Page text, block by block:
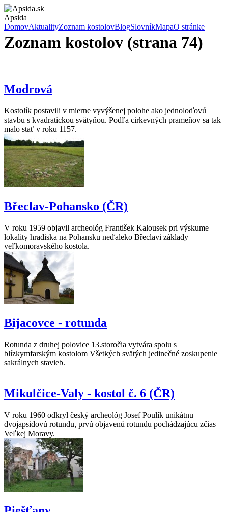
Apsida
DomovAktualityZoznam kostolovBlogSlovníkMapaO stránke
Zoznam kostolov (strana 74)
Modrová
Kostolík postavili v mierne vyvýšenej polohe ako jednoloďovú
stavbu s kvadratickou svätyňou. Podľa cirkevných prameňov sa tak
malo stať v roku 1157.
Břeclav-Pohansko (ČR)
V roku 1959 objavil archeológ František Kalousek pri výskume
lokality hradiska na Pohansku neďaleko Břeclavi základy
veľkomoravského kostola.
Bijacovce - rotunda
Rotunda z druhej polovice 13.storočia vytvára spolu s
blízkymfarským kostolom Všetkých svätých jedinečné zoskupenie
sakrálnych stavieb.
Mikulčice-Valy - kostol č. 6 (ČR)
V roku 1960 odkryl český archeológ Josef Poulík unikátnu
dvojapsidovú rotundu, prvú objavenú rotundu pochádzajúcu zčias
Veľkej Moravy.